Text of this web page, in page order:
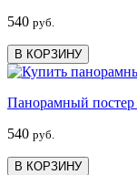
540 руб.
В КОРЗИНУ
Панорамный постер
540 руб.
В КОРЗИНУ